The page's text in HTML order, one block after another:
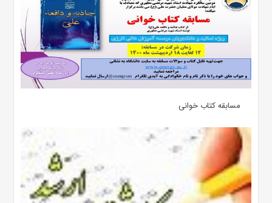
مسابقه کتاب خوانی